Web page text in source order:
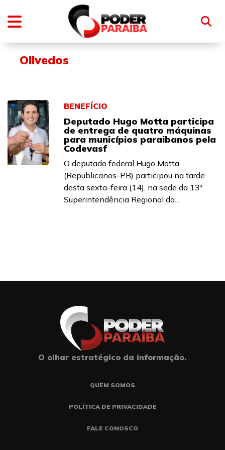
Olivedos
BENEFÍCIO
Deputado Hugo Motta participa
de entrega de quatro máquinas
para municípios paraibanos pela
Codevasf
O deputado federal Hugo Motta
(Republicanos-PB) participou na tarde
desta sexta-feira (14), na sede da 13ª
Superintendência Regional da...
O olhar estratégico da informação.
QUEM SOMOS
POLÍTICA DE PRIVACIDADE
FALE CONOSCO